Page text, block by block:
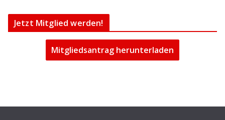
Jetzt Mitglied werden!
Mitgliedsantrag herunterladen